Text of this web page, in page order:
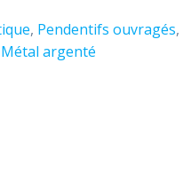
, Pendentifs ouvragés,
Métal argenté